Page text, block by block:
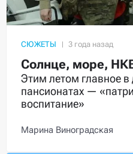
СЮЖЕТЫ
Солнце, море,
Этим летом главное в
пансионатах —
воспитание»
Марина Виноградская